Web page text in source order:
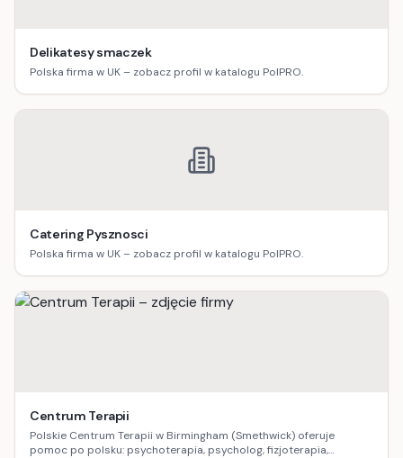
Delikatesy smaczek
Polska firma w UK – zobacz profil w katalogu PolPRO.
Catering Pysznosci
Polska firma w UK – zobacz profil w katalogu PolPRO.
Centrum Terapii
Polskie Centrum Terapii w Birmingham (Smethwick) oferuje
pomoc po polsku: psychoterapia, psycholog, fizjoterapia,